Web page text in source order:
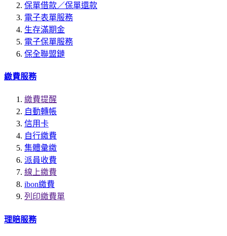
保單借款／保單還款
電子表單服務
生存滿期金
電子保單服務
保全聯盟鏈
繳費服務
繳費提醒
自動轉帳
信用卡
自行繳費
集體彙繳
派員收費
線上繳費
ibon繳費
列印繳費單
理賠服務